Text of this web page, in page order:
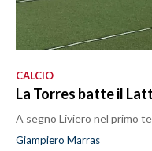
CALCIO
La Torres batte il
A segno Liviero nel primo
Giampiero Marras